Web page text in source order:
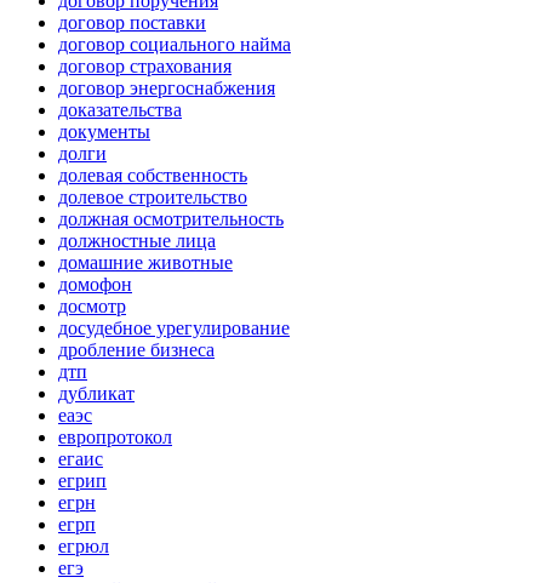
договор поставки
договор социального найма
договор страхования
договор энергоснабжения
доказательства
документы
долги
долевая собственность
долевое строительство
должная осмотрительность
должностные лица
домашние животные
домофон
досмотр
досудебное урегулирование
дробление бизнеса
дтп
дубликат
еаэс
европротокол
егаис
егрип
егрн
егрп
егрюл
егэ